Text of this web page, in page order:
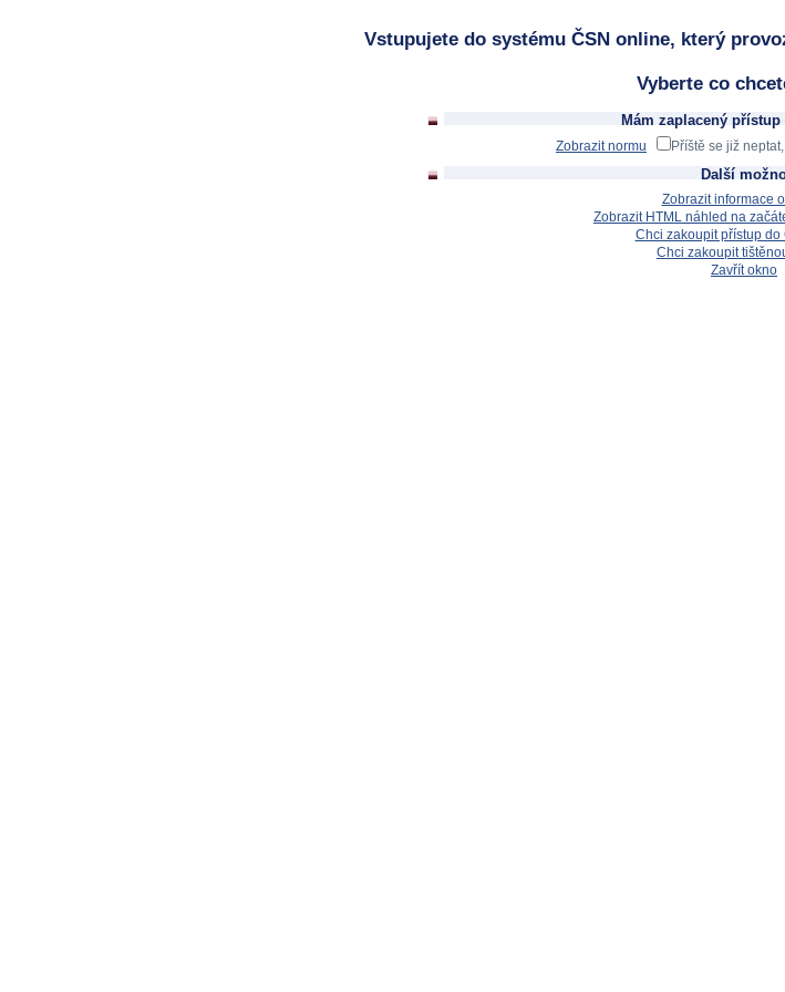
Vstupujete do systému ČSN online, který
Vyberte co
Mám zaplacený
Zobrazit normu Příště se již
Další
Zobrazit informace
Zobrazit HTML náhled na
Chci zakoupit přístup do
Chci zakoupit
Zavřít okno